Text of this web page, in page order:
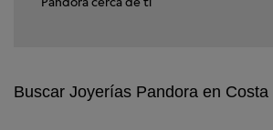
Buscar Joyerías Pandora en Costa